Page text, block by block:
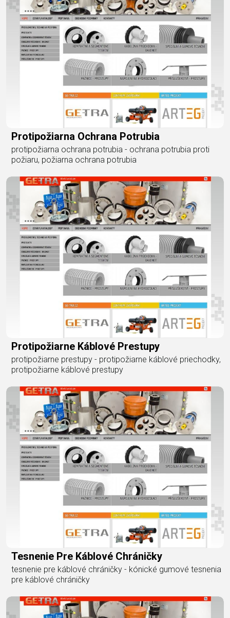
Protipožiarna Ochrana Potrubia
protipožiarna ochrana potrubia - ochrana potrubia proti
požiaru, požiarna ochrana potrubia
Protipožiarne Káblové Prestupy
protipožiarne prestupy - protipožiarne káblové priechodky,
protipožiarne káblové prestupy
Tesnenie Pre Káblové Chráničky
tesnenie pre káblové chráničky - kónické gumové tesnenia
pre káblové chráničky